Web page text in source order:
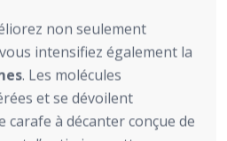
non seulement
intensifiez également la
. Les molécules
et se dévoilent
carafe à décanter conçue de